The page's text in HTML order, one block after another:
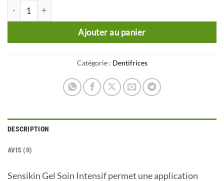
quantité de Sensikin Dentifrice paste 75ml
Ajouter au panier
Catégorie : Dentifrices
DESCRIPTION
AVIS (0)
Sensikin Gel Soin Intensif permet une application